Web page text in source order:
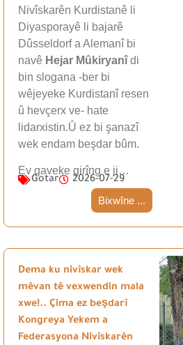
Nivîskarên Kurdistanê li
Diyasporayê li bajarê
Dûsseldorf a Alemanî bi
navê Hejar Mûkiryanîdi
bin slogana -ber bi
wêjeyeke Kurdistanî resen
û hevçerx ve- hate
lidarxistin.Û ez bi şanazî
wek endam beşdar bûm.
Ev gaveke girîng e ji…
Gotar 2026-07-29
Bixwîne ...
Dema ku nivîskar wek
mêvan tê vexwendin mala
xwe!.. Çima ez beşdarî
Kongreya Yekem a
Federasyona Nivîskarên